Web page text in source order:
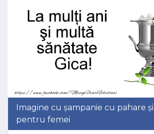
Imagine cu șampanie cu pahare
pentru femei